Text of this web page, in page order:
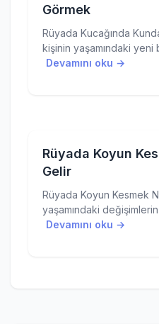
Görmek
Rüyada Kucağında
kişinin yaşamındaki yeni
Devamını oku →
Rüyada Koyun
Gelir
Rüyada Koyun Kesmek
yaşamındaki
Devamını oku →